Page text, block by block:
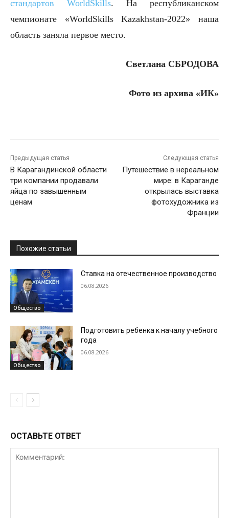
стандартов WorldSkills. На республиканском
чемпионате «WorldSkills Kazakhstan-2022» наша
область заняла первое место.
Светлана СБРОДОВА
Фото из архива «ИК»
Предыдущая статья
В Карагандинской области
три компании продавали
яйца по завышенным
ценам
Следующая статья
Путешествие в нереальном
мире: в Караганде
открылась выставка
фотохудожника из
Франции
Похожие статьи
Общество
Ставка на отечественное производство
06.08.2026
Общество
Подготовить ребенка к началу учебного
года
06.08.2026
ОСТАВЬТЕ ОТВЕТ